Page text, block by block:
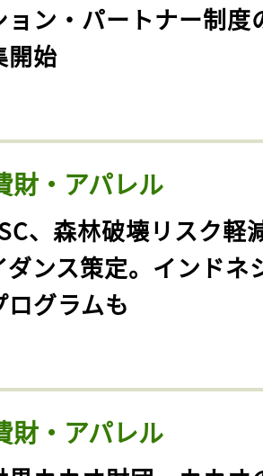
ョン・パートナー制度
開始
財・アパレル
、森林破壊リスク軽
ダンス策定。インドネ
グラムも
財・アパレル